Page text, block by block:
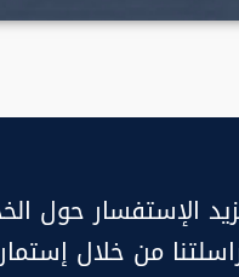
الإستفسار حول
من خلال